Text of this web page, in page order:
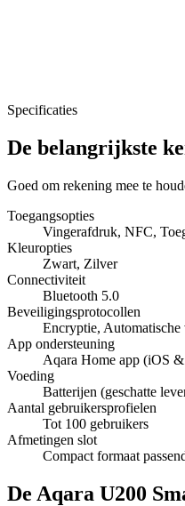
Specificaties
De belangrijkste
Goed om rekening mee te
Toegangsopties
Vingerafdruk, NFC,
Kleuropties
Zwart, Zilver
Connectiviteit
Bluetooth 5.0
Beveiligingsprotocollen
Encryptie,
App ondersteuning
Aqara Home app (iOS
Voeding
Batterijen (geschatte
Aantal gebruikersprofielen
Tot 100 gebruikers
Afmetingen slot
Compact formaat
De Aqara U200